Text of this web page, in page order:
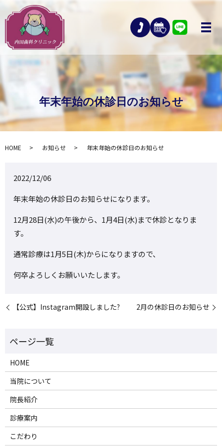
年末年始の休診日のお知らせ
HOME お知らせ 年末年始の休診日のお知らせ
2022/12/06
年末年始の休診日のお知らせになります。
12月28日(水)の午後から、1月4日(水)まで休診となりま
す。
通常診療は1月5日(木)からになりますので、
何卒よろしくお願いいたします。
【公式】Instagram開設しました? 2月の休診日のお知らせ
HOME
当院について
院長紹介
診療案内
こだわり